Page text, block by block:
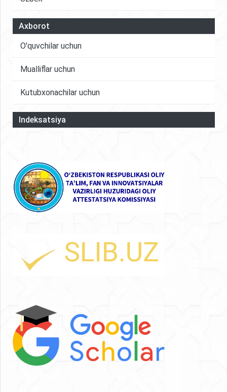
Axborot
O'quvchilar uchun
Mualliflar uchun
Kutubxonachilar uchun
Indeksatsiya